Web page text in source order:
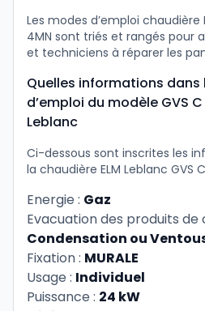
Les modes d’emploi chaudière
4MN sont triés et rangés pour
et techniciens à réparer les
Quelles informations
d’emploi du modèle GVS C
Leblanc
Ci-dessous sont inscrites les
la chaudière ELM Leblanc GVS
Energie : Gaz
Evacuation des produits de
Condensation ou
Fixation : MURALE
Usage : Individuel
Puissance : 24 kW